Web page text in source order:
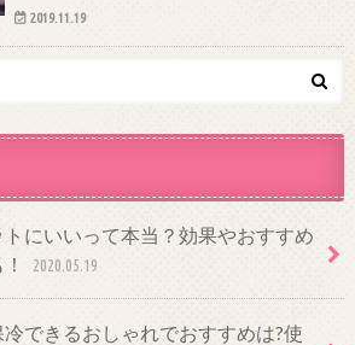
2019.11.19
にいいって本当？効果やおすすめ
2020.05.19
できるおしゃれでおすすめは?使